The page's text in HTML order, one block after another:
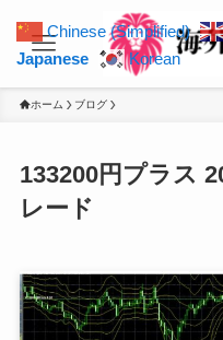
ホーム ブログ
133200円プラス
レード
Chinese (Simplified)
Japanese
Korean